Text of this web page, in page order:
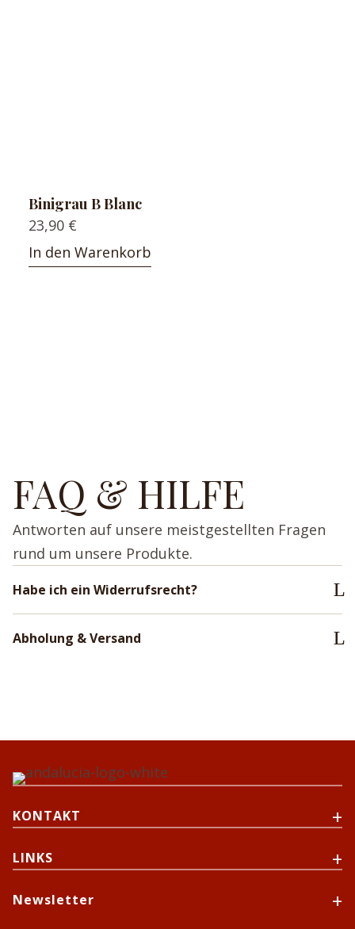
Binigrau B Blanc
23,90 €
In den Warenkorb
FAQ & HILFE
Antworten auf unsere meistgestellten Fragen
rund um unsere Produkte.
Habe ich ein Widerrufsrecht?
Abholung & Versand
KONTAKT
LINKS
Newsletter